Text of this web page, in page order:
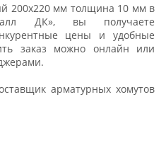
200х220 мм толщина 10 мм в
ДК», вы получаете
цены и удобные
заказ можно онлайн или
арматурных хомутов